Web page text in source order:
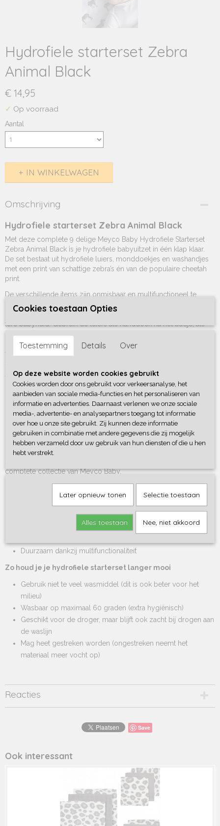
Hydrofiele starterset Zebra
Animal Black
€ 14,95
✓ Op voorraad
Aantal
IN WINKELWAGEN
Omschrijving
Hydrofiele starterset Zebra Animal Black
Met deze complete 9 delige Meyco Baby Hydrofiele Starterset
Zebra Animal Black is je hydrofiele babyuitzet in één klap klaar.
De set bestaat uit hydrofiele luiers, monddoekjes en washandjes
met een print van schattige zebra’s én van de populaire cheetah
print.
De verschillende items zijn onmisbaar en multifunctioneel te
gebruiken. Gemaakt van 100% hydrofiel katoen neemt het
materiaal vocht goed op, droogt snel en voelt extra zacht aan de
tere babyhuid. Gebruik de luiers als handdoek na het badje, als
kinderwagenbak of box. De monddoekjes zijn ideaal bij het
voeden en de washandjes voor het wassen of poetsen van vieze
Tip: bekijk ook eens de andere producten met dezelfde print en
maak de look helemaal compleet!
De set bestaat uit:
3x hydrofiele luiers van 70x70 cm
3x hydrofiele monddoekjes van 30x30 cm
3x hydrofiele washandjes van 20x17 cm
complete collectie van Meyco Baby.
Met schattige print met zebra’s en populaire cheetah print
100% katoen: superzacht, goede vochtopname en
Duurzaam dankzij multifunctionaliteit
Zo houd je je hydrofiele starterset langer mooi
Gebruik niet te veel wasmiddel (dit is ook beter voor het
milieu)
Wasbaar op maximaal 60 graden (extra hygiënisch)
Geschikt voor de droger, maar blijft ook zacht bij drogen aan
de waslijn
Mag heet gestreken worden (ongestreken neemt het
materiaal meer vocht op)
Reacties
Save
Ook interessant
Cookies toestaan Opties
Toestemming Details Over
Op deze website worden cookies gebruikt
Cookies worden door ons gebruikt voor verkeersanalyse, het
aanbieden van sociale media-functies en het personaliseren van
informatie en advertenties. Daarnaast verlenen we onze sociale
media-, advertentie- en analysepartners toegang tot informatie
over hoe u onze site gebruikt. Zij kunnen deze informatie
gebruiken in combinatie met andere gegevens die zij mogelijk
hebben verzameld door uw gebruik van hun diensten of die u hen
hebt verstrekt.
Later opnieuw tonen Selectie toestaan
Alles toestaan Nee, niet akkoord